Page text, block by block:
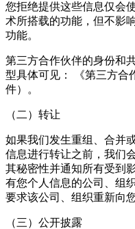
您拒绝提供这些信息仅会
术所搭载的功能，但不影
功能。
第三方合作伙伴的身份和
型具体可见： 《第三方合
件）。
（二）转让
如果我们发生重组、合并
信息进行转让之前，我们
其秘密性并通知所有受到
有您个人信息的公司、组
要求该公司、组织重新向
（三）公开披露